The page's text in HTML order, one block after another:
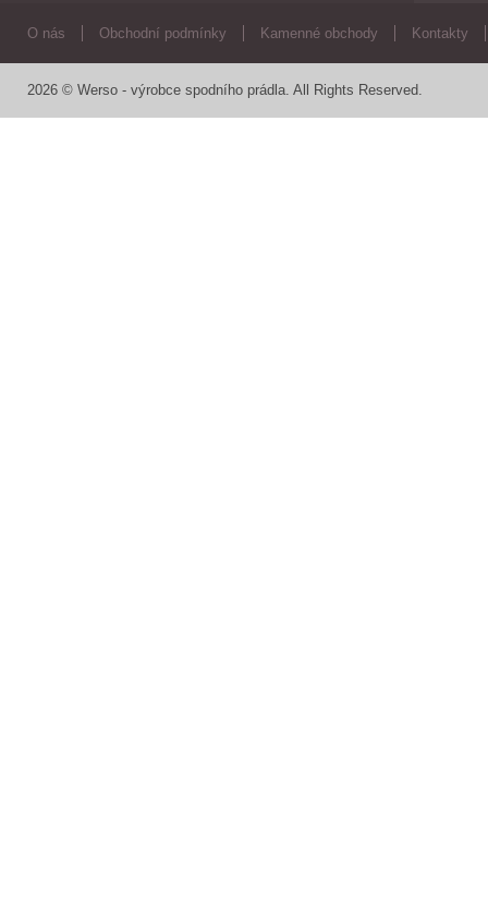
O nás Obchodní podmínky Kamenné obchody Kontakty
2026 © Werso - výrobce spodního prádla. All Rights Reserved.